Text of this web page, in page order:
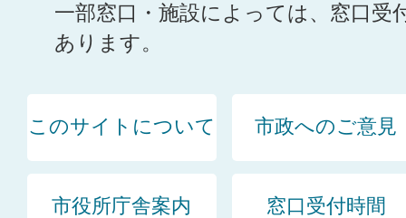
一部窓口・施設によっては、窓口受
あります。
このサイトについて 市政へのご意見
市役所庁舎案内 窓口受付時間